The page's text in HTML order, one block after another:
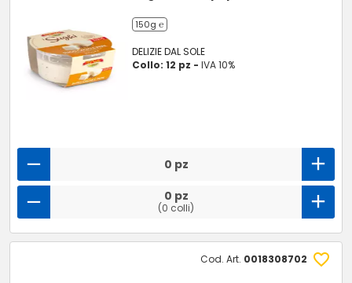
150g ℮
DELIZIE DAL SOLE
Collo: 12 pz -IVA 10%
0 pz
0 pz
(0 colli)
Cod. Art. 0018308702